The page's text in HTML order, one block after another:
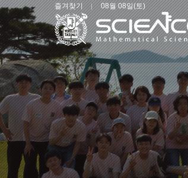
즐겨찾기 08월 08일(토)